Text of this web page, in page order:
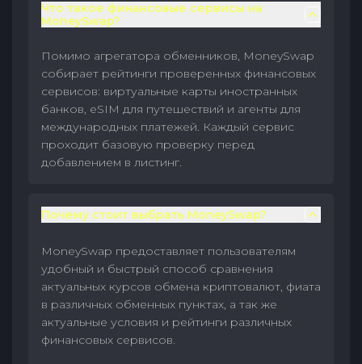
Что такое финансовые сервисы на
MoneySwap?
Помимо агрегатора обменников, MoneySwap
собирает рейтинги проверенных финансовых
сервисов: виртуальные карты иностранных
банков, eSIM для путешествий и агенты для
международных платежей. Каждый сервис
проходит базовую проверку перед
добавлением в листинг.
Почему стоит выбрать MoneySwap?
MoneySwap предоставляет пользователям
удобный и быстрый способ сравнения
актуальных курсов обмена криптовалют, фиата
в различных обменных пунктах, а так же
актуальные условия и рейтинги различных
финансовых сервисов.